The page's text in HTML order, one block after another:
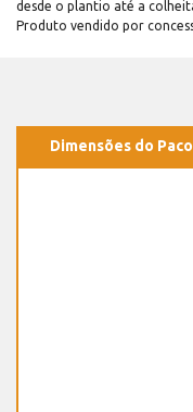
desde o plantio até a
Produto vendido por
Dimensões do